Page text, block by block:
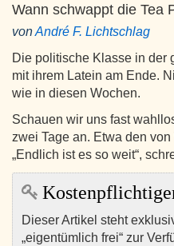
Wann schwappt die Tea
vonAndré F. Lichtschlag
Die politische Klasse in der
mit ihrem Latein am Ende.
wie in diesen Wochen.
Schauen wir uns fast
zwei Tage an. Etwa den
„Endlich ist es so weit“,
Dieser Artikel steht
„eigentümlich frei“ zur